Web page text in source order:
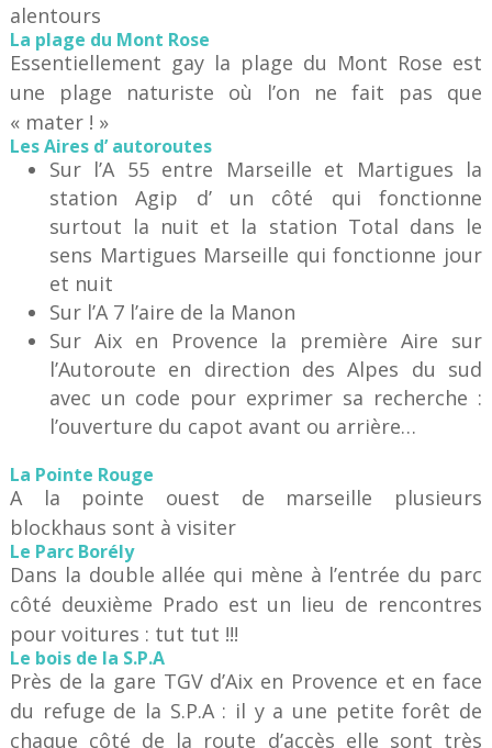
alentours
La plage du Mont Rose
Essentiellement gay la plage du Mont Rose est
une plage naturiste où l’on ne fait pas que
« mater ! »
Les Aires d’ autoroutes
Sur l’A 55 entre Marseille et Martigues la
station Agip d’ un côté qui fonctionne
surtout la nuit et la station Total dans le
sens Martigues Marseille qui fonctionne jour
et nuit
Sur l’A 7 l’aire de la Manon
Sur Aix en Provence la première Aire sur
l’Autoroute en direction des Alpes du sud
avec un code pour exprimer sa recherche :
l’ouverture du capot avant ou arrière…
La Pointe Rouge
A la pointe ouest de marseille plusieurs
blockhaus sont à visiter
Le Parc Borély
Dans la double allée qui mène à l’entrée du parc
côté deuxième Prado est un lieu de rencontres
pour voitures : tut tut !!!
Le bois de la S.P.A
Près de la gare TGV d’Aix en Provence et en face
du refuge de la S.P.A : il y a une petite forêt de
chaque côté de la route d’accès elle sont très